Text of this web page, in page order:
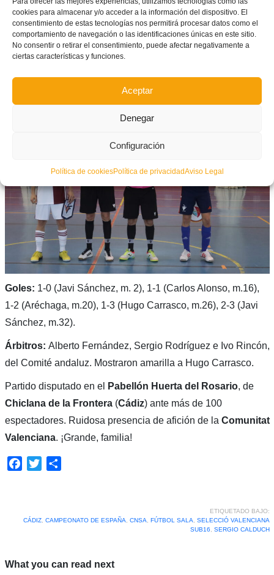
cookies para almacenar y/o acceder a la información del dispositivo. El
consentimiento de estas tecnologías nos permitirá procesar datos como el
comportamiento de navegación o las identificaciones únicas en este sitio.
No consentir o retirar el consentimiento, puede afectar negativamente a
ciertas características y funciones.
Aceptar
Denegar
Configuración
Política de cookiesPolítica de privacidadAviso Legal
Isma.
Selecció Valenciana sub16 (3):Carlos Pérez(p), Jorge
Fernández, Carlos Alonso (c), Adri y M. Gombao -cinco
Peiró, Hugo, Aréchaga, Saúl, Marcos (p) y Javito.
Goles: 1-0 (Javi Sánchez, m. 2), 1-1 (Carlos Alonso, m.16),
1-2 (Aréchaga, m.20), 1-3 (Hugo Carrasco, m.26), 2-3 (Javi
Sánchez, m.32).
Árbitros: Alberto Fernández, Sergio Rodríguez e Ivo Rincón,
del Comité andaluz. Mostraron amarilla a Hugo Carrasco.
Partido disputado en el Pabellón Huerta del Rosario, de
Chiclana de la Frontera (Cádiz) ante más de 100
espectadores. Ruidosa presencia de afición de la Comunitat
Valenciana. ¡Grande, familia!
Facebook
Twitter
ETIQUETADO BAJO:
CÁDIZ, CAMPEONATO DE ESPAÑA CNSA FÚTBOL SALA
SELECCIÓ VALENCIANA
SUB16
SERGIO CALDUCH
What you can read next